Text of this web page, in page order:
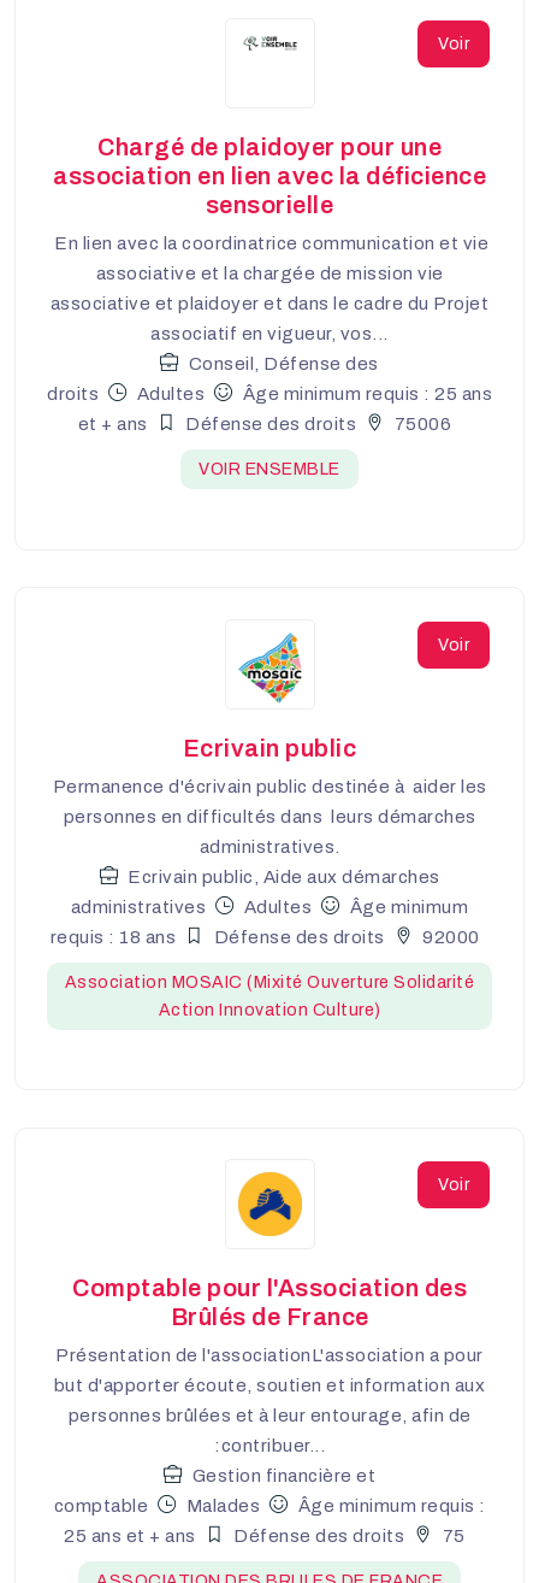
Voir
Chargé de plaidoyer pour une
association en lien avec la déficience
sensorielle
En lien avec la coordinatrice communication et vie
associative et la chargée de mission vie
associative et plaidoyer et dans le cadre du Projet
associatif en vigueur, vos...
Conseil, Défense des
droits
Adultes
Âge minimum requis : 25 ans
et + ans
Défense des droits 75006
VOIR ENSEMBLE
Voir
Ecrivain public
Permanence d'écrivain public destinée à aider les
personnes en difficultés dans leurs démarches
administratives.
Ecrivain public, Aide aux démarches
administratives
Adultes
Âge minimum
requis : 18 ans
Défense des droits 92000
Association MOSAIC (Mixité Ouverture Solidarité
Action Innovation Culture)
Voir
Comptable pour l'Association des
Brûlés de France
Présentation de l'associationL'association a pour
but d'apporter écoute, soutien et information aux
personnes brûlées et à leur entourage, afin de
:contribuer...
Gestion financière et
comptable
Malades
Âge minimum requis :
25 ans et + ans
Défense des droits 75